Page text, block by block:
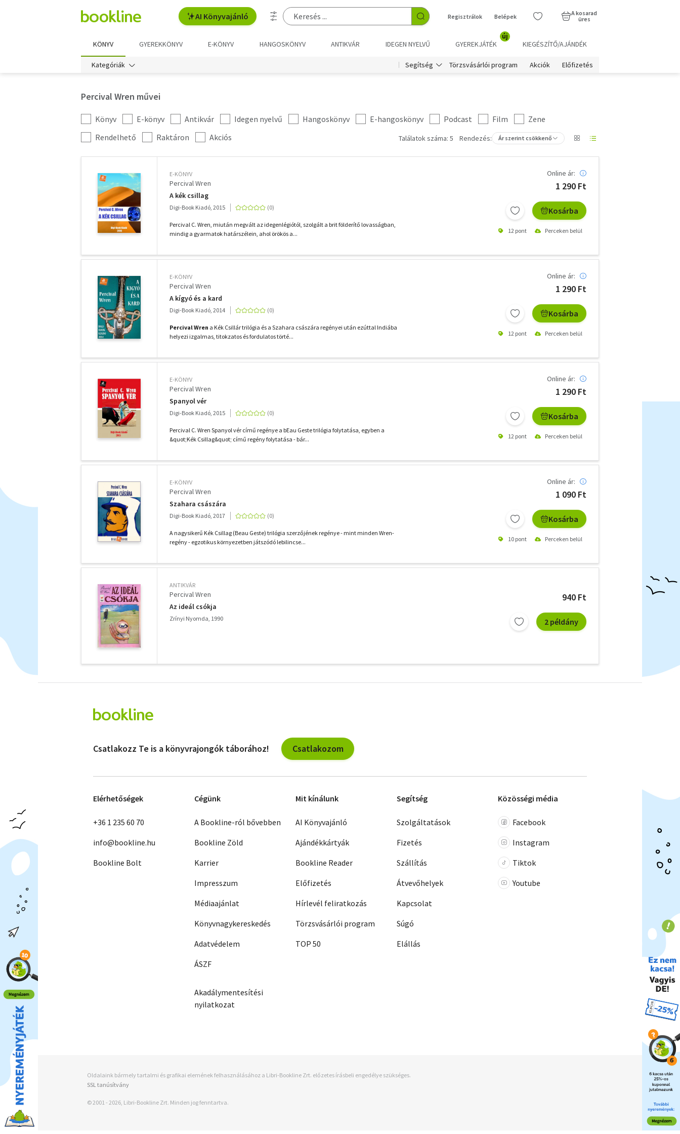
AI Könyvajánló Regisztrálok Belépek
A kosarad
üres
KÖNYV GYEREKKÖNYV E-KÖNYV HANGOSKÖNYV ANTIKVÁR IDEGEN NYELVŰ GYEREKJÁTÉK
új
KIEGÉSZÍTŐ/AJÁNDÉK
Kategóriák Segítség Törzsvásárlói program Akciók Előfizetés
Percival Wren művei
Kategória
szűrés
Könyv E-könyv Antikvár Idegen nyelvű Hangoskönyv E-hangoskönyv Podcast Film
Zene
További
szűrők
Rendelhető Raktáron Akciós Találatok száma: 5 Rendezés: Ár szerint csökkenő
E-KÖNYV
Percival Wren
A kék csillag
Digi-Book Kiadó, 2015
Percival C. Wren, miután megvált az idegenlégiótól, szolgált a brit földerítő lovasságban,
mindig a gyarmatok határszélein, ahol örökös a...
Online ár:
1 290 Ft
Kosárba
12 pont Perceken belül
E-KÖNYV
Percival Wren
A kígyó és a kard
Digi-Book Kiadó, 2014
Percival Wren a Kék Csillár trilógia és a Szahara császára regényei után ezúttal Indiába
helyezi izgalmas, titokzatos és fordulatos törté...
Online ár:
1 290 Ft
Kosárba
12 pont Perceken belül
E-KÖNYV
Percival Wren
Spanyol vér
Digi-Book Kiadó, 2015
Percival C. Wren Spanyol vér című regénye a bEau Geste trilógia folytatása, egyben a
&quot;Kék Csillag&quot; című regény folytatása - bár...
Online ár:
1 290 Ft
Kosárba
12 pont Perceken belül
E-KÖNYV
Percival Wren
Szahara császára
Digi-Book Kiadó, 2017
A nagysikerű Kék Csillag (Beau Geste) trilógia szerzőjének regénye - mint minden Wren-
regény - egzotikus környezetben játszódó lebilincse...
Online ár:
1 090 Ft
Kosárba
10 pont Perceken belül
ANTIKVÁR
Percival Wren
Az ideál csókja
Zrínyi Nyomda, 1990
940 Ft
2 példány
szűrők
Csatlakozz Te is a könyvrajongók táborához! Csatlakozom
Elérhetőségek
+36 1 235 60 70
info@bookline.hu
Bookline Bolt
Cégünk
A Bookline-ról bővebben
Bookline Zöld
Karrier
Impresszum
Médiaajánlat
Könyvnagykereskedés
Adatvédelem
ÁSZF
Akadálymentesítési
nyilatkozat
Mit kínálunk
AI Könyvajánló
Ajándékkártyák
Bookline Reader
Előfizetés
Hírlevél feliratkozás
Törzsvásárlói program
TOP 50
Segítség
Szolgáltatások
Fizetés
Szállítás
Átvevőhelyek
Kapcsolat
Súgó
Elállás
Közösségi média
Facebook
Instagram
Tiktok
Youtube
Oldalaink bármely tartalmi és grafikai elemének felhasználásához a Libri-Bookline Zrt. előzetes írásbeli engedélye szükséges.
SSL tanúsítvány
© 2001 - 2026, Libri-Bookline Zrt. Minden jog fenntartva.